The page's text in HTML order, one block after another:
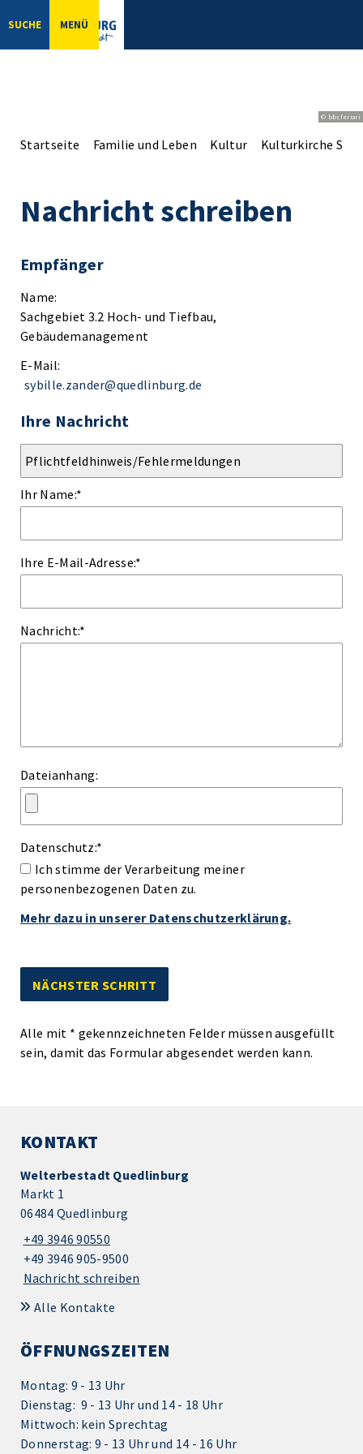
SUCHE MENÜ
© bbsferrari
Startseite Familie und Leben Kultur Kulturkirche St.
Nachricht schreiben
Empfänger
Name:
Sachgebiet 3.2 Hoch- und Tiefbau,
Gebäudemanagement
E-Mail:
sybille.zander@quedlinburg.de
Ihre Nachricht
Ihr Name:*
Ihre E-Mail-Adresse:*
Nachricht:*
Dateianhang:
Datenschutz:*
Ich stimme der Verarbeitung meiner
personenbezogenen Daten zu.
Mehr dazu in unserer Datenschutzerklärung.
Alle mit * gekennzeichneten Felder müssen ausgefüllt
sein, damit das Formular abgesendet werden kann.
KONTAKT
Welterbestadt Quedlinburg
Markt 1
06484 Quedlinburg
+49 3946 90550
+49 3946 905-9500
Nachricht schreiben
Alle Kontakte
ÖFFNUNGSZEITEN
Montag: 9 - 13 Uhr
Dienstag: 9 - 13 Uhr und 14 - 18 Uhr
Mittwoch: kein Sprechtag
Donnerstag: 9 - 13 Uhr und 14 - 16 Uhr